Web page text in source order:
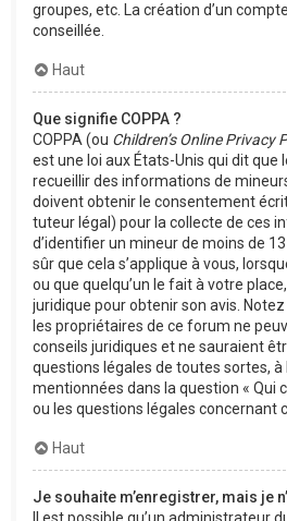
groupes, etc. La création d’un
conseillée.
Haut
Que signifie COPPA ?
COPPA (ou Children’s Online Privacy
est une loi aux États-Unis qui dit
recueillir des informations de
doivent obtenir le consentement
tuteur légal) pour la collecte de ces
d’identifier un mineur de moins de 13
sûr que cela s’applique à vous,
ou que quelqu’un le fait à votre
juridique pour obtenir son avis.
les propriétaires de ce forum ne
conseils juridiques et ne sauraient
questions légales de toutes sortes, à
mentionnées dans la question « Qui
ou les questions légales concernant
Haut
Je souhaite m’enregistrer, mais je